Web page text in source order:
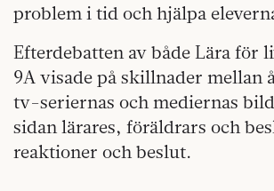
problem i tid och hjälpa
Efterdebatten av både Lära för
9A visade på skillnader mellan
tv-seriernas och mediernas
sidan lärares, föräldrars och
reaktioner och beslut.